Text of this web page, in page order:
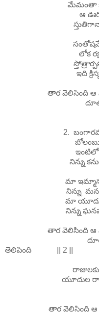
మేమంతా
ఆ
లోక
ఇది
తార వెలిసింది ఆ
దూత వచ్చింది
2.
నిన్ను
మా
నిన్ను
మా
నిన్ను
తార వెలిసింది ఆ
దూత వచ్చింది
తెలిపింది || 2 ||
యూదుల రాజు
తార వెలిసింది ఆ